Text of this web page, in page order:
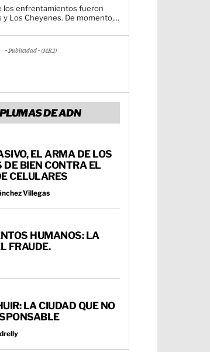
los enfrentamientos fueron
Los Cheyenes. De momento,...
- Publicidad - (MR2)
DE ADN
EL ARMA DE LOS
DE BIEN CONTRA EL
CELULARES
Villegas
HUMANOS: LA
FRAUDE.
LA CIUDAD QUE NO